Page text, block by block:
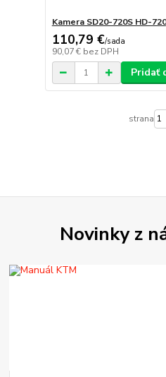
Kamera SD20-720S HD-
110,79 €/sada
90,07 € bez DPH
Pridať
strana
Novinky z